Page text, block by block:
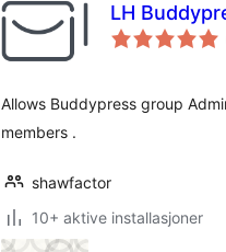
LH
Allows Buddypress group
members .
shawfactor
10+ aktive installasjoner